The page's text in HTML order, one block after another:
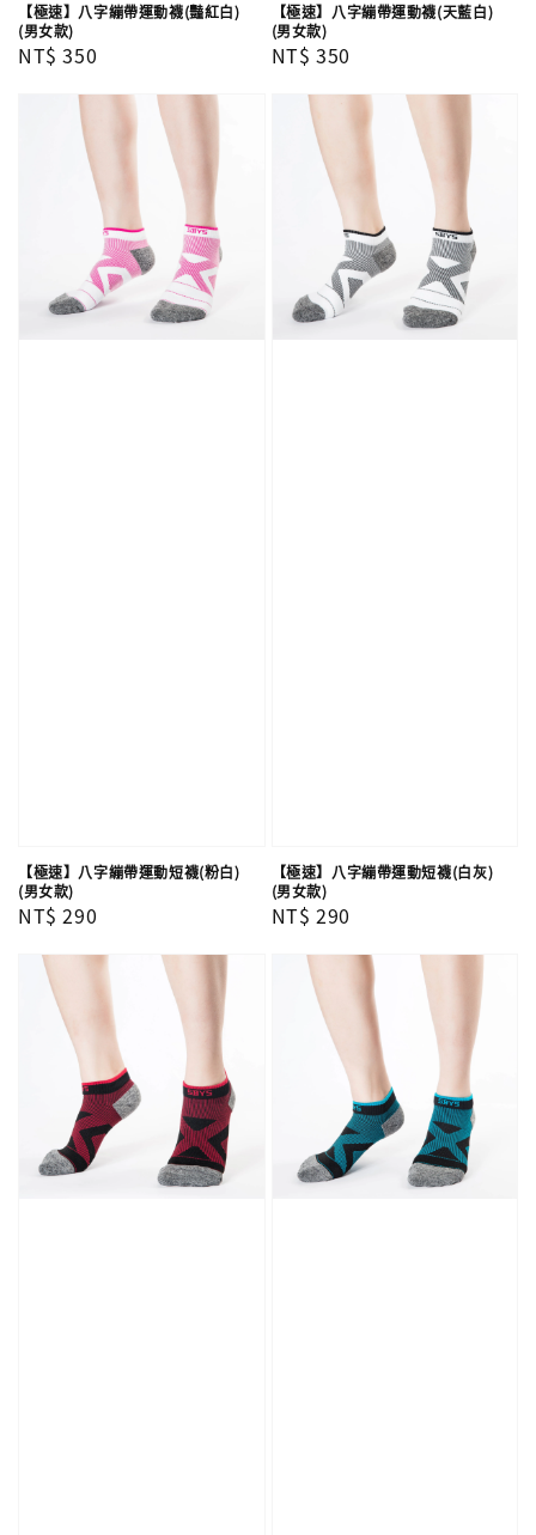
【極速】八字繃帶運動襪(豔紅白)
(男女款)
Regular
NT$ 350
【極速】八字繃帶運動襪(天藍白)
(男女款)
Regular
NT$ 350
【極速】八字繃帶運動短襪(粉白)
(男女款)
Regular
NT$ 290
【極速】八字繃帶運動短襪(白灰)
(男女款)
Regular
NT$ 290